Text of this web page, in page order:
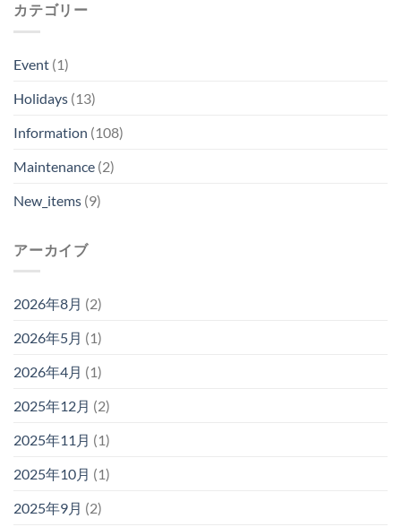
カテゴリー
Event (1)
Holidays (13)
Information (108)
Maintenance (2)
New_items (9)
アーカイブ
2026年8月 (2)
2026年5月 (1)
2026年4月 (1)
2025年12月 (2)
2025年11月 (1)
2025年10月 (1)
2025年9月 (2)